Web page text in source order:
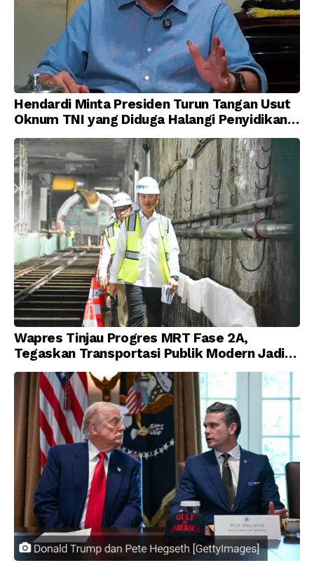
Hendardi Minta Presiden Turun Tangan Usut
Oknum TNI yang Diduga Halangi Penyidikan
Korupsi
Wapres Tinjau Progres MRT Fase 2A,
Tegaskan Transportasi Publik Modern Jadi
Prioritas Nasional